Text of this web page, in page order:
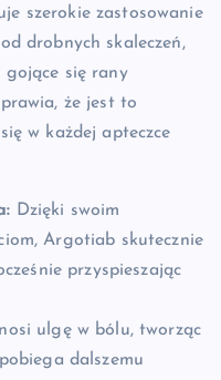
szerokie zastosowanie
drobnych skaleczeń,
gojące się rany
że jest to
w każdej apteczce
Dzięki swoim
Argotiab skutecznie
przyspieszając
ulgę w bólu, tworząc
dalszemu